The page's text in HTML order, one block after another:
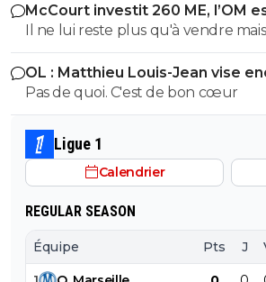
presque impressionnant si elle
quelconque talent, mais bref, je te
raison mais je crains la qualité de
McCourt investit 260 ME, l’OM
Il ne lui reste plus qu'à vendre mais personne mettre 600
millions d'euros dans le club. A
Saoudite ou du Golfe Persique
mais je n'y crois guère.
OL : Matthieu Louis-Jean vise
Pas de quoi. C'est de bon cœur
Ligue 1
Calendrier
REGULAR SEASON
Équipe Pts J